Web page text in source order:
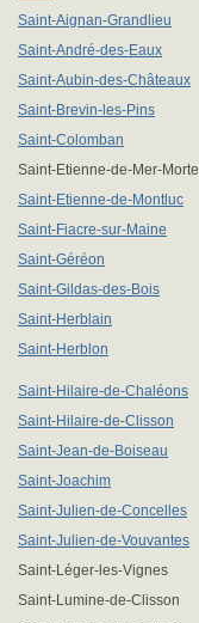
Saint-Aignan-Grandlieu
Saint-André-des-Eaux
Saint-Aubin-des-Châteaux
Saint-Brevin-les-Pins
Saint-Colomban
Saint-Etienne-de-Mer-Morte
Saint-Etienne-de-Montluc
Saint-Fiacre-sur-Maine
Saint-Géréon
Saint-Gildas-des-Bois
Saint-Herblain
Saint-Herblon
Saint-Hilaire-de-Chaléons
Saint-Hilaire-de-Clisson
Saint-Jean-de-Boiseau
Saint-Joachim
Saint-Julien-de-Concelles
Saint-Julien-de-Vouvantes
Saint-Léger-les-Vignes
Saint-Lumine-de-Clisson